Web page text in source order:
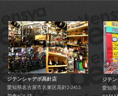
ジテンシャデポ高針店
愛知県名古屋市名東区高針2-2413
ジテ
愛知県